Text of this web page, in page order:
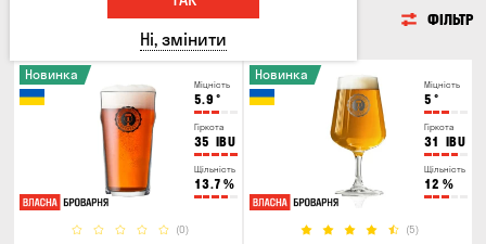
ФІЛЬТР
Міцність
5.9 °
Гіркота
35 IBU
Щільність
13.7 %
(0)
Новинка
Міцність
5 °
Гіркота
31 IBU
Щільність
12 %
(5)
Новинка
Ні, змінити